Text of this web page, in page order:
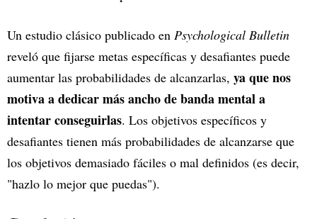
Un estudio clásico publicado en Psychological Bulletin
reveló que fijarse metas específicas y desafiantes puede
aumentar las probabilidades de alcanzarlas, ya que nos
motiva a dedicar más ancho de banda mental a
intentar conseguirlas. Los objetivos específicos y
desafiantes tienen más probabilidades de alcanzarse que
los objetivos demasiado fáciles o mal definidos (es decir,
"hazlo lo mejor que puedas").